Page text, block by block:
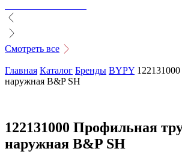
Смотреть все
Главная Каталог Бренды BYPY
наружная B&P SH
122131000 Профильная
наружная B&P SH